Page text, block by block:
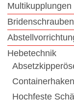
Multikupplungen
Bridenschrauben
Hebetechnik
Hochfeste